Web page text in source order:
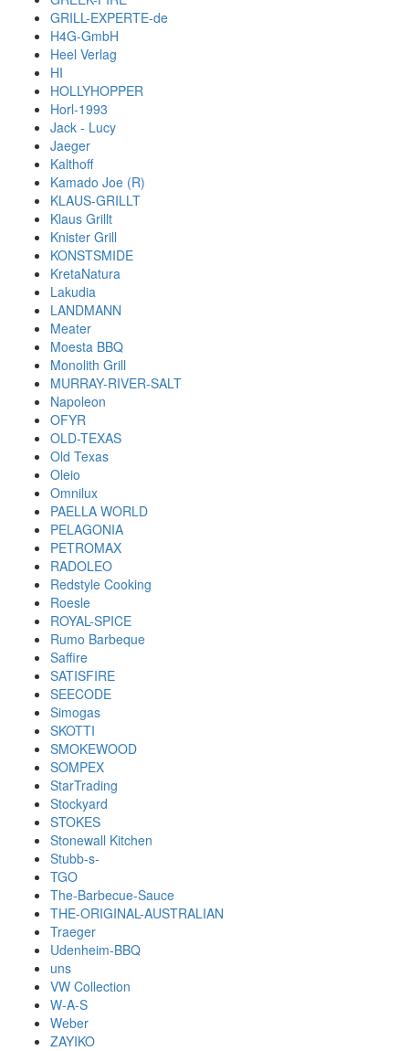
GRILL-EXPERTE-de
H4G-GmbH
Heel Verlag
HI
HOLLYHOPPER
Horl-1993
Jack - Lucy
Jaeger
Kalthoff
Kamado Joe (R)
KLAUS-GRILLT
Klaus Grillt
Knister Grill
KONSTSMIDE
KretaNatura
Lakudia
LANDMANN
Meater
Moesta BBQ
Monolith Grill
MURRAY-RIVER-SALT
Napoleon
OFYR
OLD-TEXAS
Old Texas
Oleio
Omnilux
PAELLA WORLD
PELAGONIA
PETROMAX
RADOLEO
Redstyle Cooking
Roesle
ROYAL-SPICE
Rumo Barbeque
Saffire
SATISFIRE
SEECODE
Simogas
SKOTTI
SMOKEWOOD
SOMPEX
StarTrading
Stockyard
STOKES
Stonewall Kitchen
Stubb-s-
TGO
The-Barbecue-Sauce
THE-ORIGINAL-AUSTRALIAN
Traeger
Udenheim-BBQ
uns
VW Collection
W-A-S
Weber
ZAYIKO